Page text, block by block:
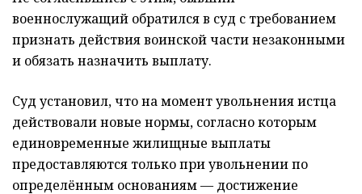
военнослужащий обратился в суд с требованием
признать действия воинской части незаконными
и обязать назначить выплату.
Суд установил, что на момент увольнения истца
действовали новые нормы, согласно которым
единовременные жилищные выплаты
предоставляются только при увольнении по
определённым основаниям — достижение